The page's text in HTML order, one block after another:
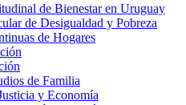
de Bienestar en Uruguay
de Desigualdad y Pobreza
de Hogares
de Familia
y Economía